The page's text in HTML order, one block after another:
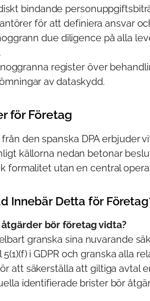
bindande
för att definiera ansvar
due diligence på alla
register över
av dataskydd.
för Företag
den spanska DPA erbjuder
källorna nedan betonar
formalitet utan en central
Innebär Detta för
bör företag vidta?
granska sina nuvarande
i GDPR och granska alla
att säkerställa att giltiga avtal
identifierade brister bör